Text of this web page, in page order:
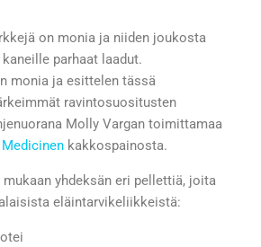
on monia ja niiden joukosta
parhaat laadut.
monia ja esittelen tässä
ravintosuositusten
Molly Vargan toimittamaa
kakkospainosta.
yhdeksän eri pellettiä, joita
eläintarvikeliikkeistä: